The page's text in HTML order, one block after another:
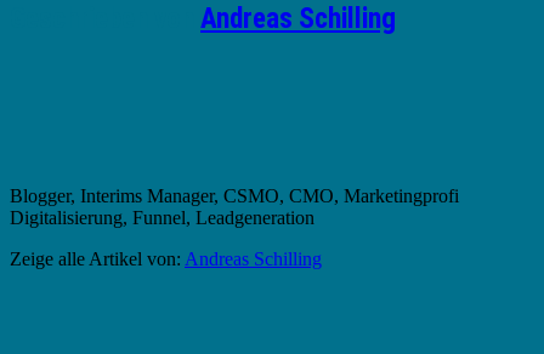
Andreas Schilling
Blogger, Interims Manager, CSMO, CMO, Marketingprofi
Digitalisierung, Funnel, Leadgeneration
Zeige alle Artikel von: Andreas Schilling